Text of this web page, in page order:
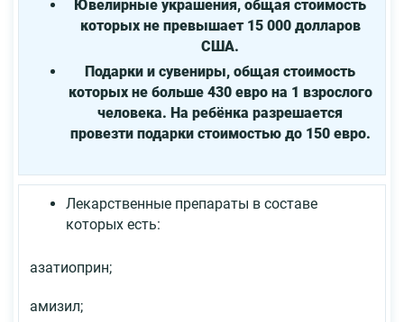
Ювелирные украшения, общая стоимость
которых не превышает 15 000 долларов
США.
Подарки и сувениры, общая стоимость
которых не больше 430 евро на 1 взрослого
человека. На ребёнка разрешается
провезти подарки стоимостью до 150 евро.
Лекарственные препараты в составе
которых есть:
азатиоприн;
амизил;